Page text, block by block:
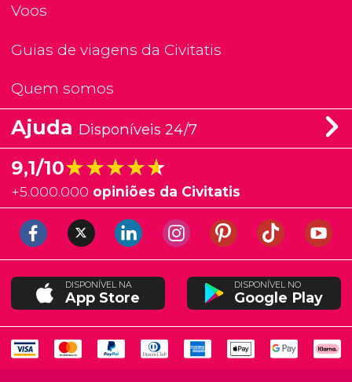
Voos
Guias de viagens da Civitatis
Quem somos
Ajuda Disponíveis 24/7
9,1/10★★★★★
★★★★★
+5.000.000 opiniões da Civitatis
DISPONÍVEL NA
App Store
DISPONÍVEL NO
Google Play